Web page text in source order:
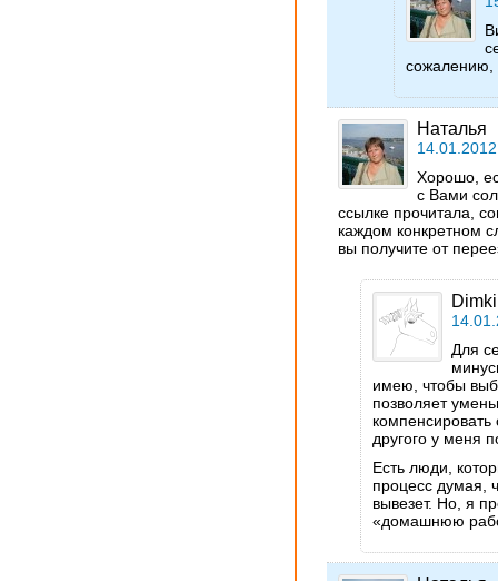
сожалению,
Наталья
Хорошо,
с Вами
ссылке прочитала,
каждом конкретном
вы получите от
Для
имею, чтобы
позволяет
другого у меня
Есть люди,
процесс думая,
вывезет. Но, я
«домашнюю